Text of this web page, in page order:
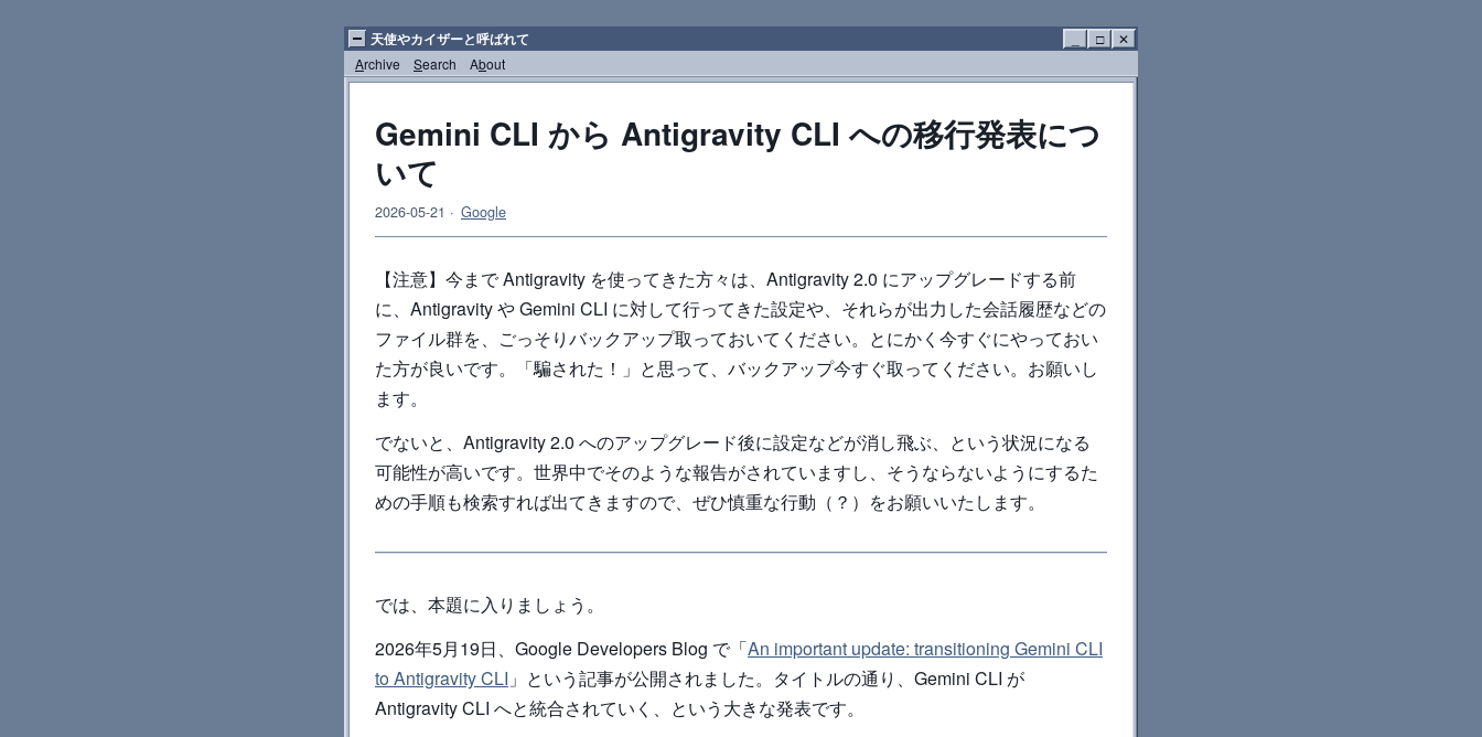
天使やカイザーと呼ばれて □
✕
Archive Search About
Gemini CLI から Antigravity CLI への移行発表につ
いて
2026-05-21 · Google
【注意】今まで Antigravity を使ってきた方々は、Antigravity 2.0 にアップグレードする前
に、Antigravity や Gemini CLI に対して行ってきた設定や、それらが出力した会話履歴などの
ファイル群を、ごっそりバックアップ取っておいてください。とにかく今すぐにやっておい
た方が良いです。「騙された！」と思って、バックアップ今すぐ取ってください。お願いし
ます。
でないと、Antigravity 2.0 へのアップグレード後に設定などが消し飛ぶ、という状況になる
可能性が高いです。世界中でそのような報告がされていますし、そうならないようにするた
めの手順も検索すれば出てきますので、ぜひ慎重な行動（？）をお願いいたします。
では、本題に入りましょう。
2026年5月19日、Google Developers Blog で「An important update: transitioning Gemini CLI
to Antigravity CLI 」という記事が公開されました。タイトルの通り、Gemini CLI が
Antigravity CLI へと統合されていく、という大きな発表です。